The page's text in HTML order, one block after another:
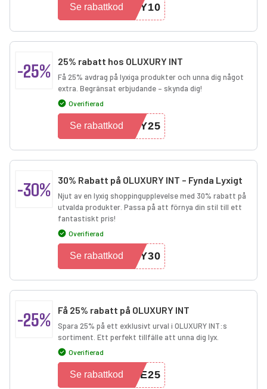
RY10
Se rabattkod
-25% 25% rabatt hos OLUXURY INT
Få 25% avdrag på lyxiga produkter och unna dig något
extra. Begränsat erbjudande – skynda dig!
Overifierad
RY25
Se rabattkod
-30% 30% Rabatt på OLUXURY INT – Fynda Lyxigt
Njut av en lyxig shoppingupplevelse med 30% rabatt på
utvalda produkter. Passa på att förnya din stil till ett
fantastiskt pris!
Overifierad
RY30
Se rabattkod
-25% Få 25% rabatt på OLUXURY INT
Spara 25% på ett exklusivt urval i OLUXURY INT:s
sortiment. Ett perfekt tillfälle att unna dig lyx.
Overifierad
LE25
Se rabattkod